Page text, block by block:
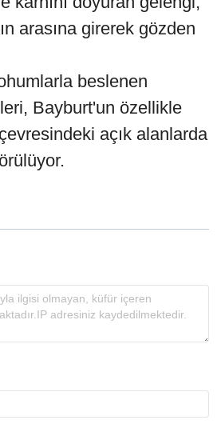
arasına girerek gözden
beslenen
Bayburt'un özellikle
açık alanlarda